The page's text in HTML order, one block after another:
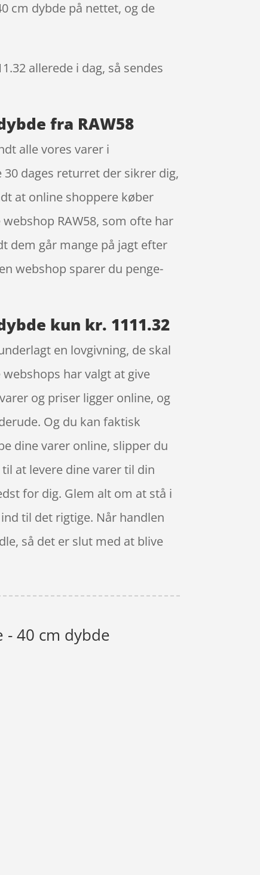
cm dybde på nettet, og de
allerede i dag, så sendes
fra RAW58
alle vores varer i
dages returret der sikrer dig,
at online shoppere køber
RAW58, som ofte har
dem går mange på jagt efter
webshop sparer du penge-
kun kr. 1111.32
en lovgivning, de skal
har valgt at give
og priser ligger online, og
Og du kan faktisk
dine varer online, slipper du
at levere dine varer til din
for dig. Glem alt om at stå i
til det rigtige. Når handlen
så det er slut med at blive
- 40 cm dybde